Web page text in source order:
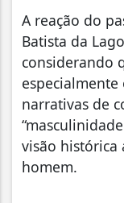
A reação do
Batista da
considerando
narrativas de
visão histórica
homem.